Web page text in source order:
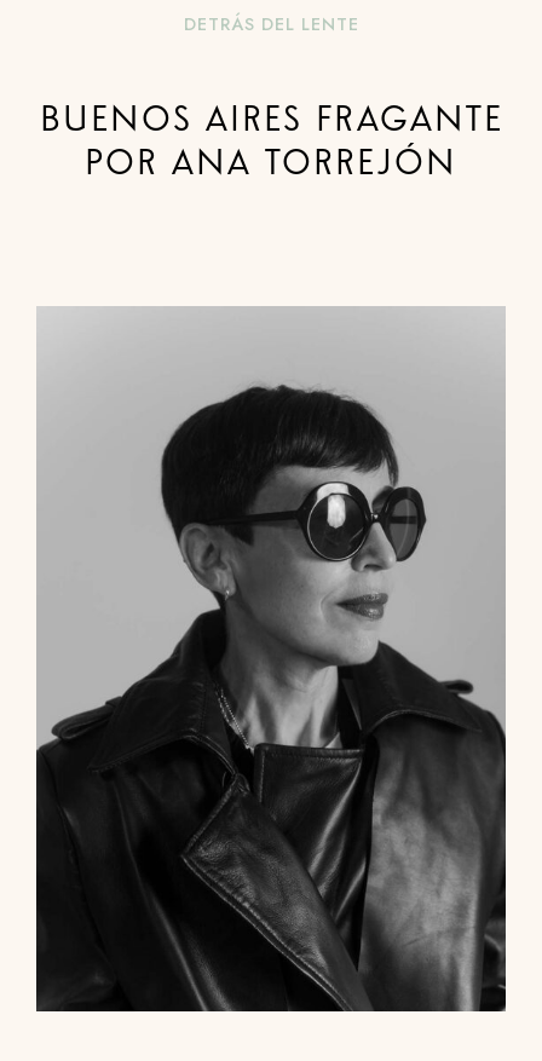
DETRÁS DEL LENTE
BUENOS AIRES FRAGANTE
POR ANA TORREJÓN